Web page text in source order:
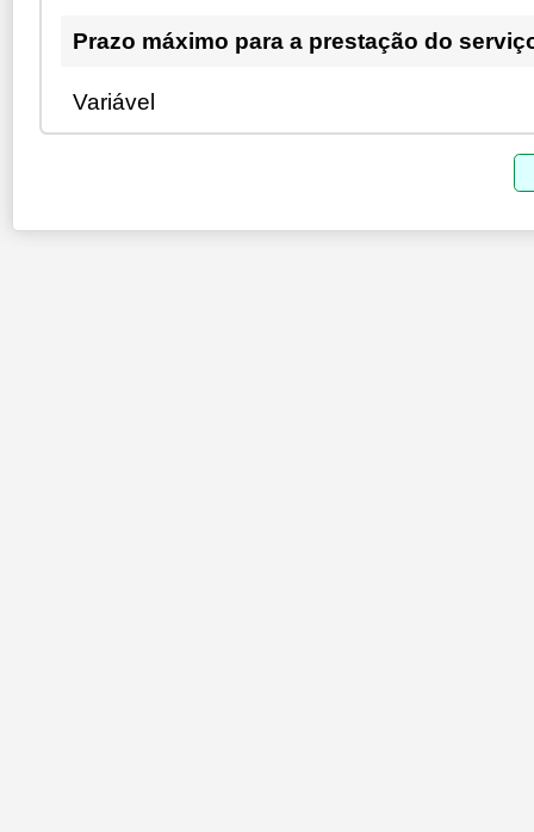
Prazo máximo para a prestação do
Variável